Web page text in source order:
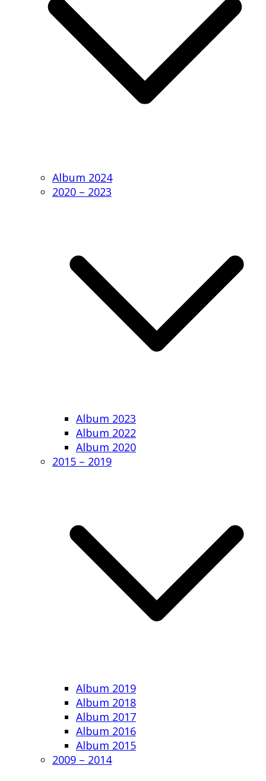
Album 2024
2020 – 2023
Album 2023
Album 2022
Album 2020
2015 – 2019
Album 2019
Album 2018
Album 2017
Album 2016
Album 2015
2009 – 2014